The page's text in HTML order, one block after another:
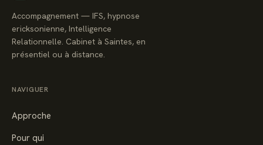
Accompagnement — IFS, hypnose
ericksonienne, Intelligence
Relationnelle. Cabinet à Saintes, en
présentiel ou à distance.
NAVIGUER
Approche
Pour qui